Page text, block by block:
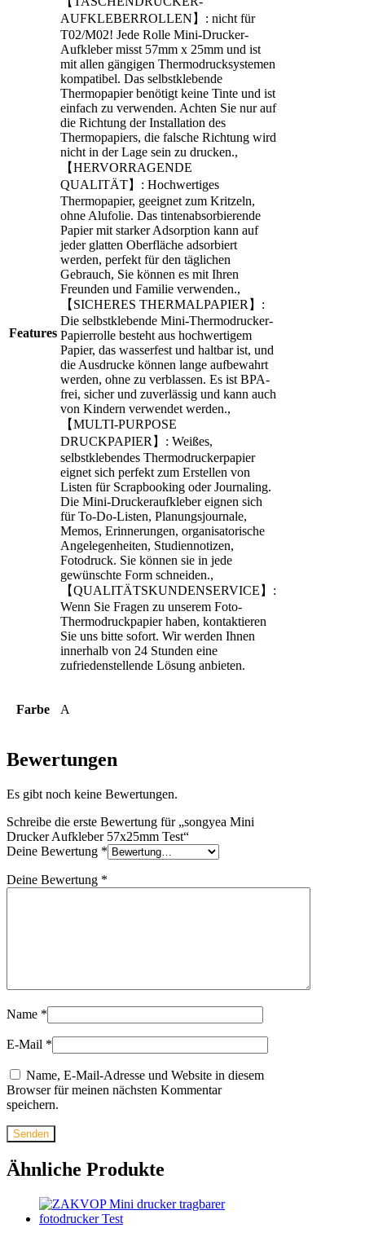
Features
AUFKLEBERROLLEN】: nicht für
T02/M02! Jede Rolle Mini-Drucker-
Aufkleber misst 57mm x 25mm und ist
mit allen gängigen Thermodrucksystemen
kompatibel. Das selbstklebende
Thermopapier benötigt keine Tinte und ist
einfach zu verwenden. Achten Sie nur auf
die Richtung der Installation des
Thermopapiers, die falsche Richtung wird
nicht in der Lage sein zu drucken.,
【HERVORRAGENDE
QUALITÄT】: Hochwertiges
Thermopapier, geeignet zum Kritzeln,
ohne Alufolie. Das tintenabsorbierende
Papier mit starker Adsorption kann auf
jeder glatten Oberfläche adsorbiert
werden, perfekt für den täglichen
Gebrauch, Sie können es mit Ihren
Freunden und Familie verwenden.,
【SICHERES THERMALPAPIER】:
Die selbstklebende Mini-Thermodrucker-
Papierrolle besteht aus hochwertigem
Papier, das wasserfest und haltbar ist, und
die Ausdrucke können lange aufbewahrt
werden, ohne zu verblassen. Es ist BPA-
frei, sicher und zuverlässig und kann auch
von Kindern verwendet werden.,
【MULTI-PURPOSE
DRUCKPAPIER】: Weißes,
selbstklebendes Thermodruckerpapier
eignet sich perfekt zum Erstellen von
Listen für Scrapbooking oder Journaling.
Die Mini-Druckeraufkleber eignen sich
für To-Do-Listen, Planungsjournale,
Memos, Erinnerungen, organisatorische
Angelegenheiten, Studiennotizen,
Fotodruck. Sie können sie in jede
gewünschte Form schneiden.,
【QUALITÄTSKUNDENSERVICE】:
Wenn Sie Fragen zu unserem Foto-
Thermodruckpapier haben, kontaktieren
Sie uns bitte sofort. Wir werden Ihnen
innerhalb von 24 Stunden eine
zufriedenstellende Lösung anbieten.
Farbe A
Bewertungen
Es gibt noch keine Bewertungen.
Schreibe die erste Bewertung für „songyea Mini
Drucker Aufkleber 57x25mm Test“
Deine Bewertung *
Deine Bewertung *
Name *
E-Mail *
Name, E-Mail-Adresse und Website in diesem
Browser für meinen nächsten Kommentar
speichern.
Ähnliche Produkte